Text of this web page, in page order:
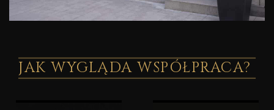
JAK WYGLĄDA WSPÓŁPRACA?